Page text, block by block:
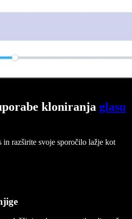
kloniranja glasu
razširite svoje sporočilo lažje kot